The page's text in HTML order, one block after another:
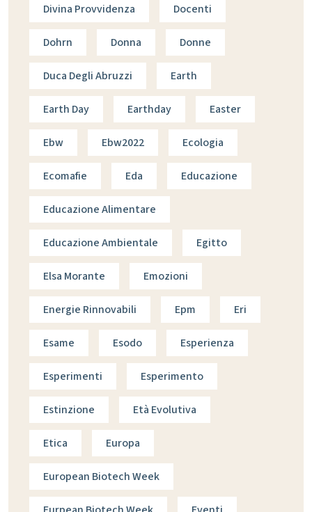
Divina Provvidenza Docenti
Dohrn Donna Donne
Duca Degli Abruzzi Earth
Earth Day Earthday Easter
Ebw Ebw2022 Ecologia
Ecomafie Eda Educazione
Educazione Alimentare
Educazione Ambientale Egitto
Elsa Morante Emozioni
Energie Rinnovabili Epm Eri
Esame Esodo Esperienza
Esperimenti Esperimento
Estinzione Età Evolutiva
Etica Europa
European Biotech Week